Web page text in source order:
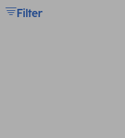
Filter